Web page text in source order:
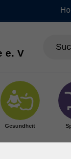
e. V
Gesundheit